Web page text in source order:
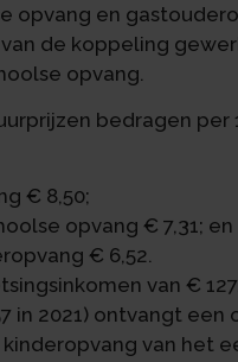
opvang en
de koppeling
opvang.
bedragen per
€ 8,50;
opvang € 7,31; en
€ 6,52.
van €
in 2021) ontvangt een
van het